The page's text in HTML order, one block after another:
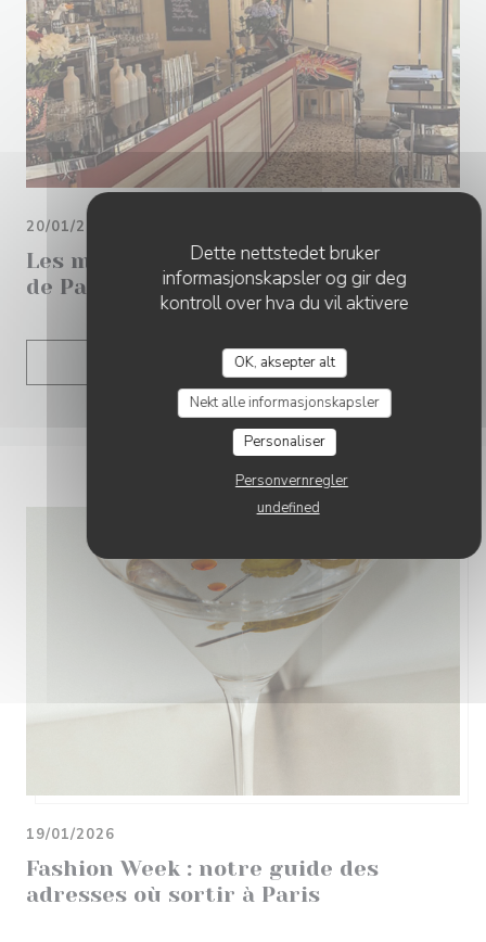
Dette nettstedet bruker
informasjonskapsler og gir deg
kontroll over hva du vil aktivere
OK, aksepter alt
Nekt alle informasjonskapsler
Personaliser
Personvernregler
undefined
Les meilleurs restaurants branchés
de Paris
20/01/2026
LES ARTIKKELEN((ÅPNER I ET NYTT
Fashion Week : notre guide des
adresses où sortir à Paris
19/01/2026